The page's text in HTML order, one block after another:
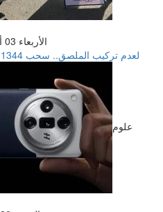
الأربعاء 03 أبريل 2024 01:38 مساءً
لعدم تركيب الملصق.. سحب 1344 رخصة قيادة خلال 24 ساعة
علوم